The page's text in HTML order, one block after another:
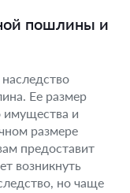
пошлины и
Ее размер
имущества и
размере
предоставит
возникнуть
но чаще